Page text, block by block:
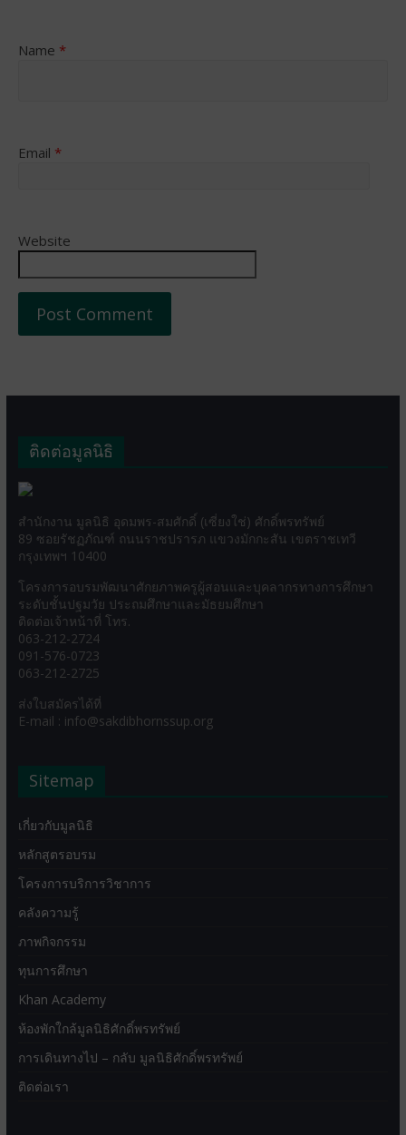
Name *
Email *
Website
ติดต่อมูลนิธิ
สำนักงาน มูลนิธิ อุดมพร-สมศักดิ์ (เซี่ยงใช่) ศักดิ์พรทรัพย์
89 ซอยรัชฏภัณฑ์ ถนนราชปรารภ แขวงมักกะสัน เขตราชเทวี
กรุงเทพฯ 10400
โครงการอบรมพัฒนาศักยภาพครูผู้สอนและบุคลากรทางการศึกษา
ระดับชั้นปฐมวัย ประถมศึกษาและมัธยมศึกษา
ติดต่อเจ้าหน้าที่ โทร.
063-212-2724
091-576-0723
063-212-2725
ส่งใบสมัครได้ที่
E-mail : info@sakdibhornssup.org
Sitemap
เกี่ยวกับมูลนิธิ
หลักสูตรอบรม
โครงการบริการวิชาการ
คลังความรู้
ภาพกิจกรรม
ทุนการศึกษา
Khan Academy
ห้องพักใกล้มูลนิธิศักดิ์พรทรัพย์
การเดินทางไป – กลับ มูลนิธิศักดิ์พรทรัพย์
ติดต่อเรา